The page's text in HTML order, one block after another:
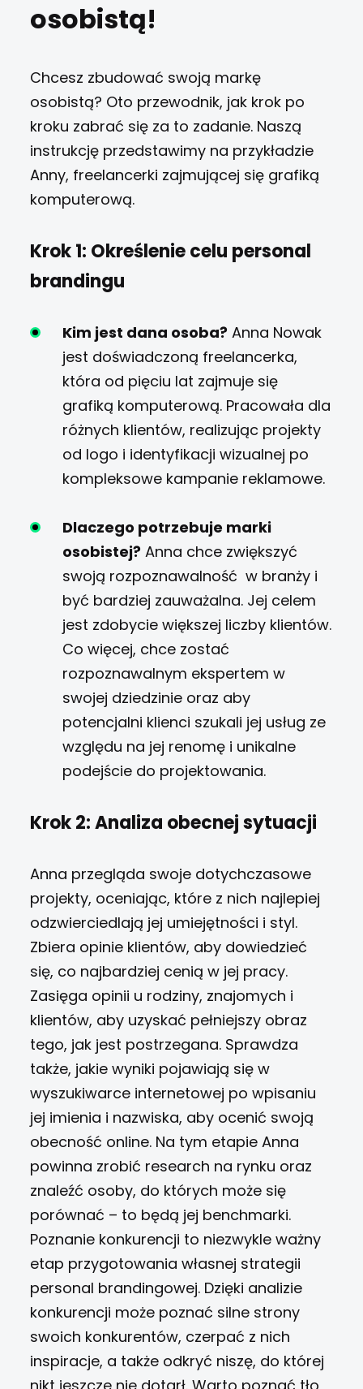
osobistą!
Chcesz zbudować swoją markę
osobistą? Oto przewodnik, jak krok po
kroku zabrać się za to zadanie. Naszą
instrukcję przedstawimy na przykładzie
Anny, freelancerki zajmującej się grafiką
komputerową.
Krok 1: Określenie celu personal
brandingu
Kim jest dana osoba? Anna Nowak
jest doświadczoną freelancerka,
która od pięciu lat zajmuje się
grafiką komputerową. Pracowała dla
różnych klientów, realizując projekty
od logo i identyfikacji wizualnej po
kompleksowe kampanie reklamowe.
Dlaczego potrzebuje marki
osobistej? Anna chce zwiększyć
swoją rozpoznawalność w branży i
być bardziej zauważalna. Jej celem
jest zdobycie większej liczby klientów.
Co więcej, chce zostać
rozpoznawalnym ekspertem w
swojej dziedzinie oraz aby
potencjalni klienci szukali jej usług ze
względu na jej renomę i unikalne
podejście do projektowania.
Krok 2: Analiza obecnej sytuacji
Anna przegląda swoje dotychczasowe
projekty, oceniając, które z nich najlepiej
odzwierciedlają jej umiejętności i styl.
Zbiera opinie klientów, aby dowiedzieć
się, co najbardziej cenią w jej pracy.
Zasięga opinii u rodziny, znajomych i
klientów, aby uzyskać pełniejszy obraz
tego, jak jest postrzegana. Sprawdza
także, jakie wyniki pojawiają się w
wyszukiwarce internetowej po wpisaniu
jej imienia i nazwiska, aby ocenić swoją
obecność online. Na tym etapie Anna
powinna zrobić research na rynku oraz
znaleźć osoby, do których może się
porównać – to będą jej benchmarki.
Poznanie konkurencji to niezwykle ważny
etap przygotowania własnej strategii
personal brandingowej. Dzięki analizie
konkurencji może poznać silne strony
swoich konkurentów, czerpać z nich
inspiracje, a także odkryć niszę, do której